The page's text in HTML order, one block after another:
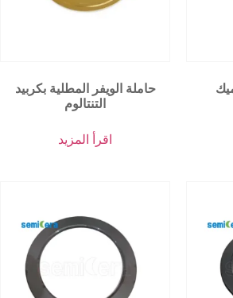
حاملة الويفر المطلية بكربيد
التنتالوم
اقرأ المزيد